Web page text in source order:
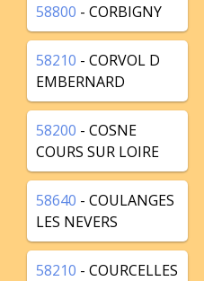
58800 - CORBIGNY
58210 - CORVOL D
EMBERNARD
58200 - COSNE
COURS SUR LOIRE
58640 - COULANGES
LES NEVERS
58210 - COURCELLES